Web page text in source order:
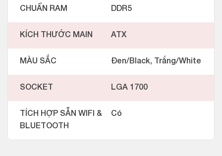
CHUẨN RAM DDR5
KÍCH THƯỚC MAIN ATX
MÀU SẮC Đen/Black, Trắng/White
SOCKET LGA 1700
TÍCH HỢP SẴN WIFI &
BLUETOOTH
Có